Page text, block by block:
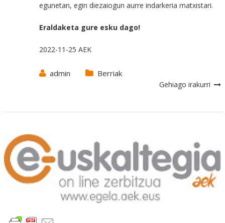
egunetan, egin diezaiogun aurre indarkeria matxistari.
Eraldaketa gure esku dago!
2022-11-25 AEK
admin Berriak
Gehiago irakurri